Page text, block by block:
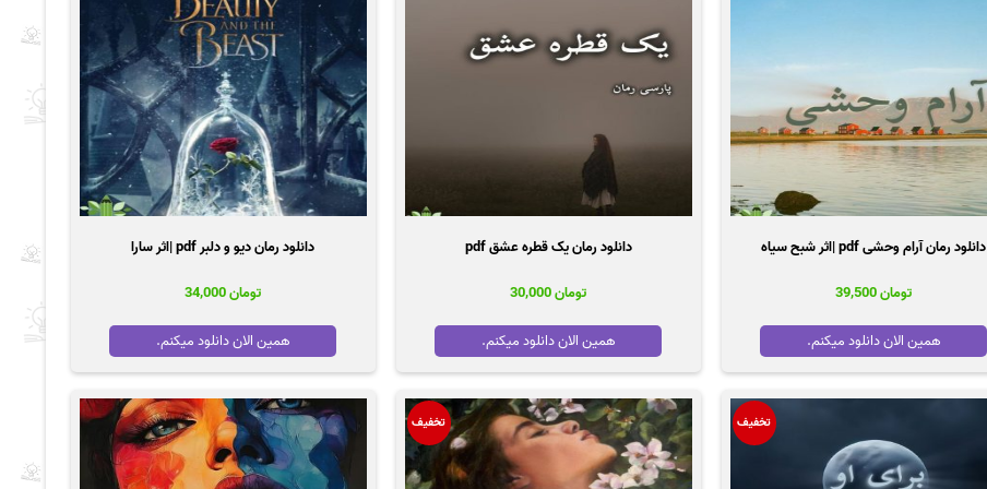
دانلود رمان آرام وحشی pdf |اثر شبح سیاه
تومان
همین الان دانلود میکنم.
دانلود رمان یک قطره عشق pdf
تومان
همین الان دانلود میکنم.
دانلود رمان دیو و دلبر pdf |اثر سارا
تومان
همین الان دانلود میکنم.
تخفیف تخفیف